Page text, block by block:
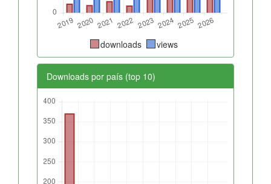
downloads views
Downloads por país (top 10)